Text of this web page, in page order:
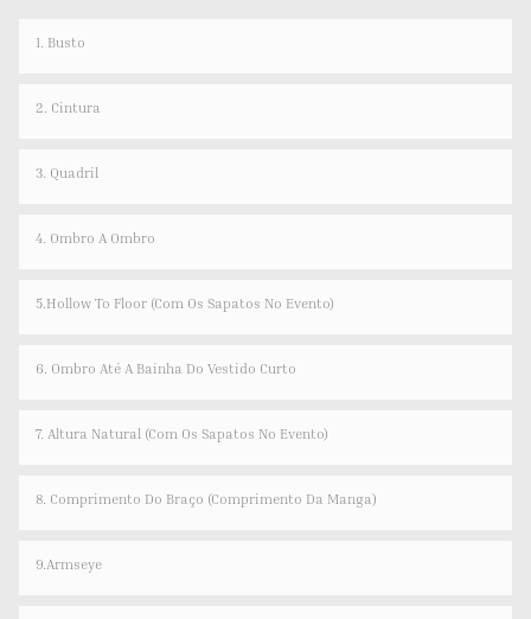
1. Busto
2. Cintura
3. Quadril
4. Ombro A Ombro
5.Hollow To Floor (com Os Sapatos No Evento)
6. Ombro Até A Bainha Do Vestido Curto
7. Altura Natural (com Os Sapatos No Evento)
8. Comprimento Do Braço (comprimento Da Manga)
9.Armseye